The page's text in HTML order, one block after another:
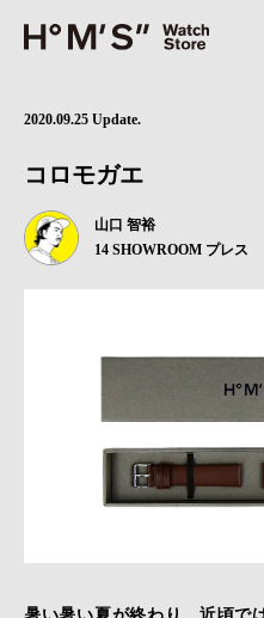
2020.09.25 Update.
コロモガエ
山口 智裕
14 SHOWROOM プレス